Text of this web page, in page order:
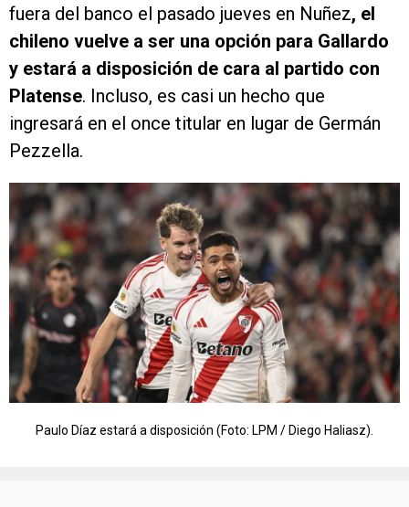
fuera del banco el pasado jueves en Nuñez, el
chileno vuelve a ser una opción para Gallardo
y estará a disposición de cara al partido con
Platense. Incluso, es casi un hecho que
ingresará en el once titular en lugar de Germán
Pezzella.
Paulo Díaz estará a disposición (Foto: LPM / Diego Haliasz).